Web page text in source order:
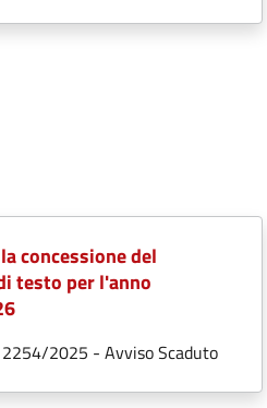
concessione del
testo per l'anno
2025 - Avviso Scaduto